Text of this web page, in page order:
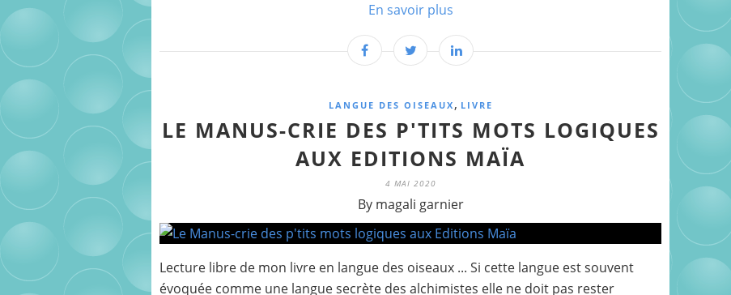
En savoir plus
LANGUE DES OISEAUX, LIVRE
LE MANUS-CRIE DES P'TITS MOTS LOGIQUES
AUX EDITIONS MAÏA
4 MAI 2020
By magali garnier
Lecture libre de mon livre en langue des oiseaux ... Si cette langue est souvent
évoquée comme une langue secrète des alchimistes elle ne doit pas rester